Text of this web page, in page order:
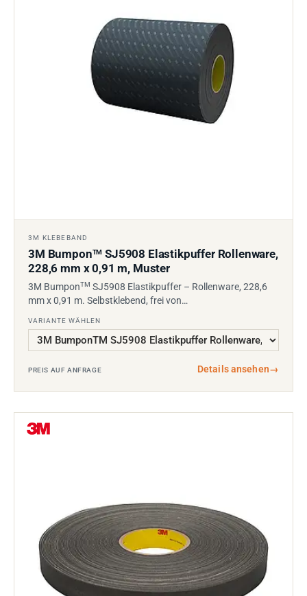
3M KLEBEBAND
3M BumponTM SJ5908 Elastikpuffer Rollenware,
228,6 mm x 0,91 m, Muster
3M BumponTM SJ5908 Elastikpuffer – Rollenware, 228,6
mm x 0,91 m. Selbstklebend, frei von…
VARIANTE WÄHLEN
PREIS AUF ANFRAGE Details ansehen→